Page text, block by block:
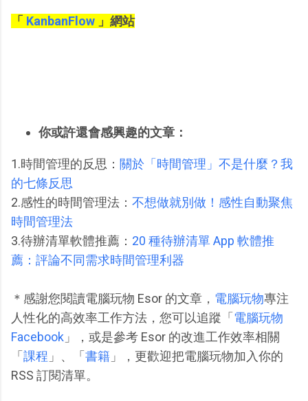
「 KanbanFlow 」網站
你或許還會感興趣的文章：
1.時間管理的反思： 關於「時間管理」不是什麼？我
的七條反思
2.感性的時間管理法： 不想做就別做！感性自動聚焦
時間管理法
3.待辦清單軟體推薦： 20 種待辦清單 App 軟體推
薦：評論不同需求時間管理利器
＊感謝您閱讀電腦玩物 Esor 的文章， 電腦玩物專注
人性化的高效率工作方法，您可以追蹤「 電腦玩物
Facebook 」，或是參考 Esor 的改進工作效率相關
「 課程 」、「 書籍 」，更歡迎把電腦玩物加入你的
RSS 訂閱清單。